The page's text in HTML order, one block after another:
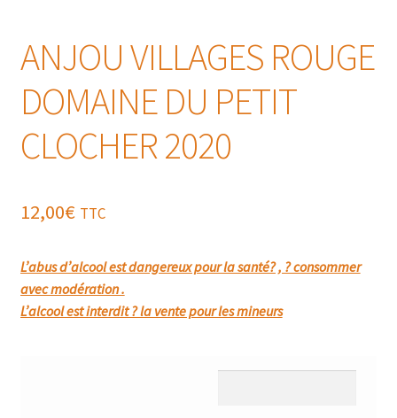
ANJOU VILLAGES ROUGE
DOMAINE DU PETIT
CLOCHER 2020
12,00€ TTC
L’abus d’alcool est dangereux pour la santé? , ? consommer
avec modération .
L’alcool est interdit ? la vente pour les mineurs